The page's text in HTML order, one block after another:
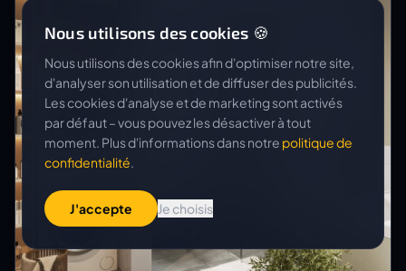
Nous utilisons des cookies 🍪
Nous utilisons des cookies afin d'optimiser notre site,
d'analyser son utilisation et de diffuser des publicités.
Les cookies d'analyse et de marketing sont activés
par défaut – vous pouvez les désactiver à tout
moment. Plus d'informations dans notre politique de
confidentialité.
J'accepte Je choisis